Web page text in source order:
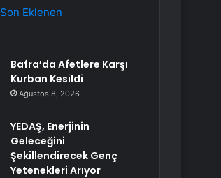
Son Eklenen
Bafra’da Afetlere Karşı
Kurban Kesildi
Ağustos 8, 2026
YEDAŞ, Enerjinin
Geleceğini
Şekillendirecek Genç
Yetenekleri Arıyor